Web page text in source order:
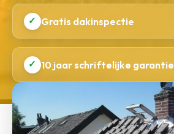
✓ Gratis dakinspectie
✓ 10 jaar schriftelijke garantie